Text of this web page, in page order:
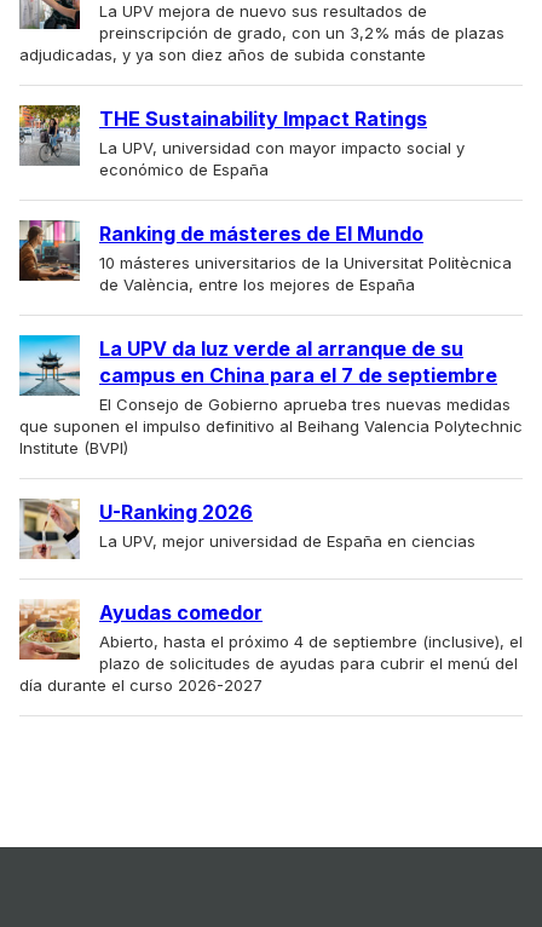
La UPV mejora de nuevo sus resultados de
preinscripción de grado, con un 3,2% más de plazas
adjudicadas, y ya son diez años de subida constante
THE Sustainability Impact Ratings
La UPV, universidad con mayor impacto social y
económico de España
Ranking de másteres de El Mundo
10 másteres universitarios de la Universitat Politècnica
de València, entre los mejores de España
La UPV da luz verde al arranque de su
campus en China para el 7 de septiembre
El Consejo de Gobierno aprueba tres nuevas medidas
que suponen el impulso definitivo al Beihang Valencia Polytechnic
Institute (BVPI)
U-Ranking 2026
La UPV, mejor universidad de España en ciencias
Ayudas comedor
Abierto, hasta el próximo 4 de septiembre (inclusive), el
plazo de solicitudes de ayudas para cubrir el menú del
día durante el curso 2026-2027